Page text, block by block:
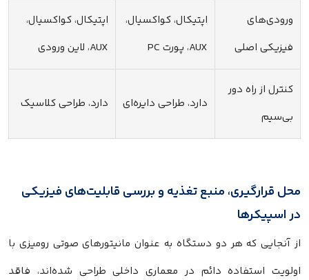
ورودی‌های
فیزیکی اصلی
اپتیکال، کواکسیال،
AUX، پورت PC
اپتیکال، کواکسیال،
AUX، لاین ورودی
کنترل از راه دور
بی‌سیم
دارد، طراحی دایره‌ای دارد، طراحی کلاسیک
محل قرارگیری، منبع تغذیه و بررسی قابلیت‌های فیزیکی
در اسپیکرها
از آنجایی که هر دو دستگاه به عنوان مانیتورهای صوتی رومیزی با
اولویت استفاده دائم در معماری داخلی طراحی شده‌اند، فاقد